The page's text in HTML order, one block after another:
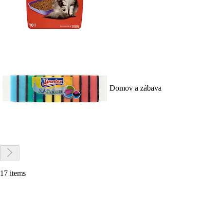
Domov a zábava
17 items